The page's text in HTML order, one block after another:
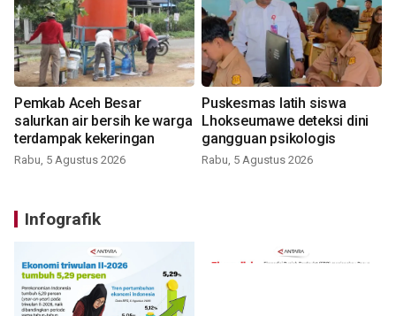
Pemkab Aceh Besar
salurkan air bersih ke warga
terdampak kekeringan
Rabu, 5 Agustus 2026
Puskesmas latih siswa
Lhokseumawe deteksi dini
gangguan psikologis
Rabu, 5 Agustus 2026
Infografik